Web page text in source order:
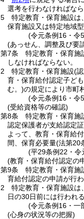
選考を行わなければなら
5
特定教育・保育施設は
保育施設又は特定地域
(令元条例16・令
(あっせん、調整及び要
第7条
特定教育・保育施
しなければならない。
2
特定教育・保育施設(
育・保育給付認定子ど
む。)の規定により市町
(令元条例16・令
(受給資格等の確認)
第8条
特定教育・保育施
認定保護者が支給認定
よって、教育・保育給
間、保育必要量(法第20
(平29条例22・令
(教育・保育給付認定の
第9条
特定教育・保育施
育給付認定の申請が行
2
特定教育・保育施設は
日の30日前には行われ
(令元条例16・一
(心身の状況等の把握)